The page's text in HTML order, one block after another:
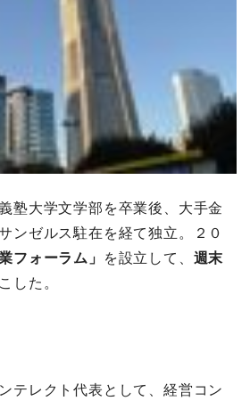
塾大学文学部を卒業後、大手金
ンゼルス駐在を経て独立。２０
フォーラム」 を設立して、 週末
した。
テレクト代表として、経営コン